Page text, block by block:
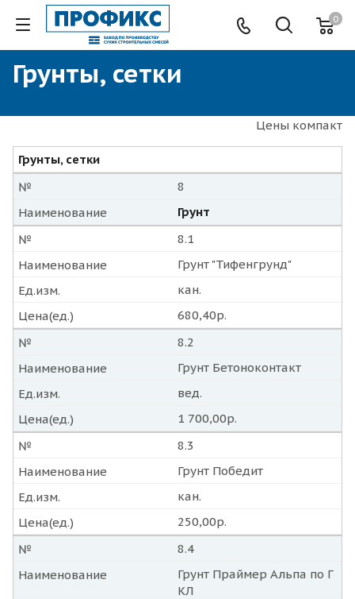
0
Грунты, сетки
Цены компакт
Грунты, сетки
8
№
Грунт
Наименование
8.1
№
Грунт "Тифенгрунд"
Наименование
кан.
Ед.изм.
680,40р.
Цена(ед.)
8.2
№
Грунт Бетоноконтакт
Наименование
вед.
Ед.изм.
1 700,00р.
Цена(ед.)
8.3
№
Грунт Победит
Наименование
кан.
Ед.изм.
250,00р.
Цена(ед.)
8.4
№
Грунт Праймер Альпа по Г
КЛ
Наименование